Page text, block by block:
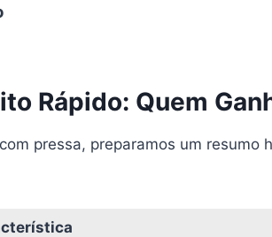
Rápido: Quem
pressa, preparamos um resumo